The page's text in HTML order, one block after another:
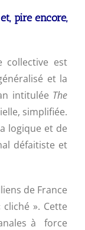
pire encore,
collective est
et la
intitulée The
simplifiée.
logique et de
défaitiste et
de France
». Cette
à force